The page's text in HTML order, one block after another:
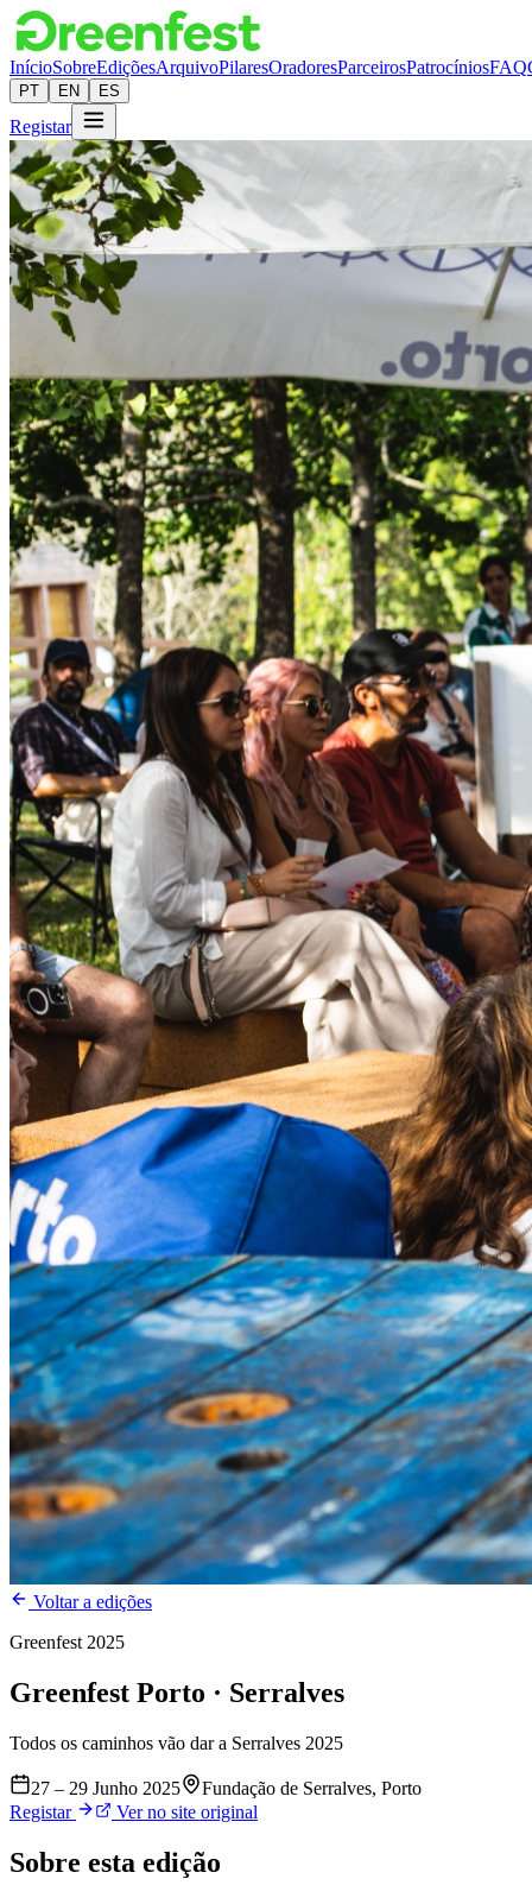
InícioSobreEdiçõesArquivoPilaresOradoresParceirosPatrocíniosFAQ
PT EN ES
Registar
Voltar a edições
Greenfest 2025
Greenfest Porto · Serralves
Todos os caminhos vão dar a Serralves 2025
27 – 29 Junho 2025
Fundação de Serralves, Porto
Registar
Ver no site original
Sobre esta edição